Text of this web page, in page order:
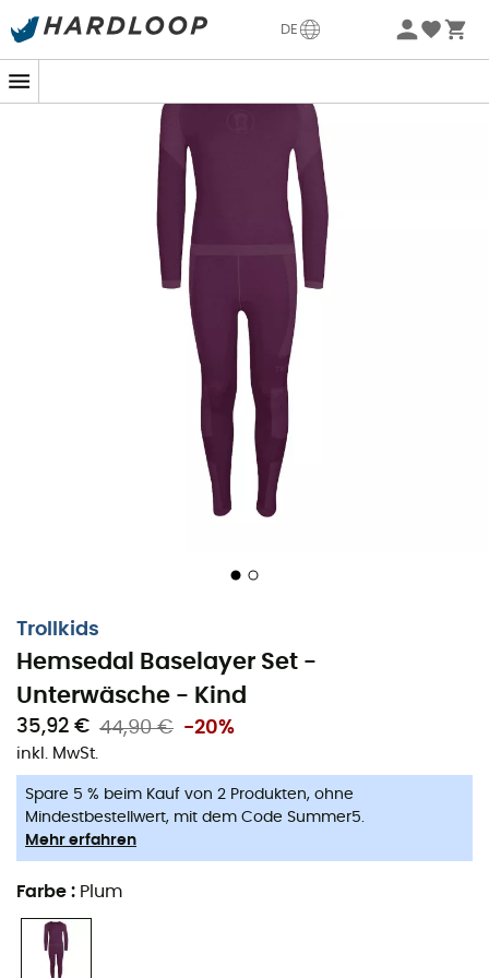
DE
Sommerangebote🔥 -5% EXTRA ab 2 Produkten* Code
Trollkids
Hemsedal Baselayer Set -
Unterwäsche - Kind
35,92 € 44,90 € -20%
inkl. MwSt.
Spare 5 % beim Kauf von 2 Produkten, ohne
Mindestbestellwert, mit dem Code Summer5.
Mehr erfahren
Farbe : Plum